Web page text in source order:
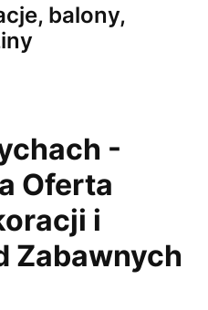
balony,
-
Oferta
i
Zabawnych